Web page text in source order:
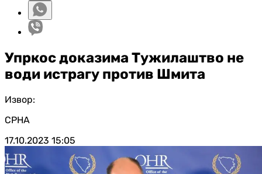
Упркос доказима Тужилаштво не
води истрагу против Шмита
Извор:
СРНА
17.10.2023 15:05